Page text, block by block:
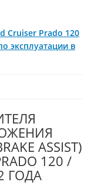
Cruiser Prado 120
эксплуатации в
ASSIST)
120 /
ГОДА